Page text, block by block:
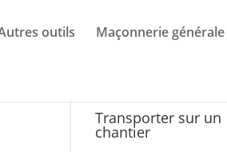
outils Maçonnerie générale
Transporter sur un
chantier